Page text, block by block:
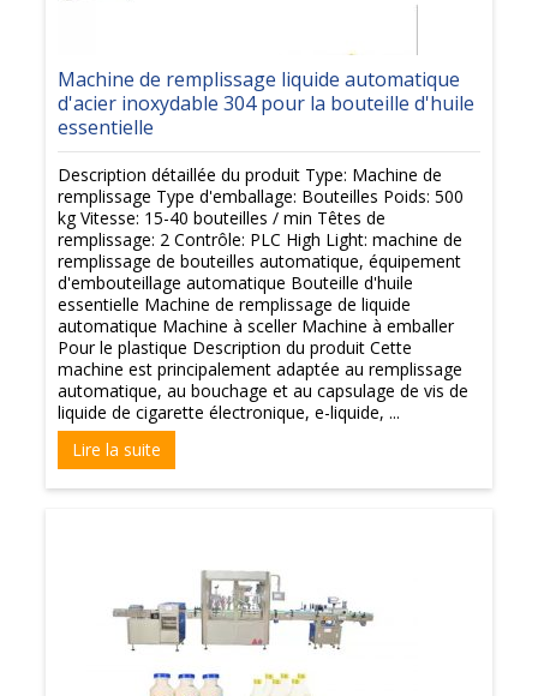
Machine de remplissage liquide automatique
d'acier inoxydable 304 pour la bouteille d'huile
essentielle
Description détaillée du produit Type: Machine de
remplissage Type d'emballage: Bouteilles Poids: 500
kg Vitesse: 15-40 bouteilles / min Têtes de
remplissage: 2 Contrôle: PLC High Light: machine de
remplissage de bouteilles automatique, équipement
d'embouteillage automatique Bouteille d'huile
essentielle Machine de remplissage de liquide
automatique Machine à sceller Machine à emballer
Pour le plastique Description du produit Cette
machine est principalement adaptée au remplissage
automatique, au bouchage et au capsulage de vis de
liquide de cigarette électronique, e-liquide, ...
Lire la suite